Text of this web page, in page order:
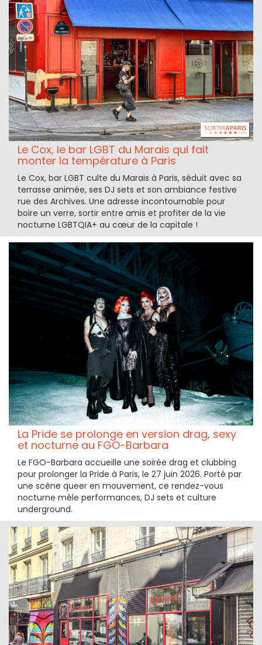
Le Cox, le bar LGBT du Marais qui fait
monter la température à Paris
Le Cox, bar LGBT culte du Marais à Paris, séduit avec sa
terrasse animée, ses DJ sets et son ambiance festive
rue des Archives. Une adresse incontournable pour
boire un verre, sortir entre amis et profiter de la vie
nocturne LGBTQIA+ au cœur de la capitale !
La Pride se prolonge en version drag, sexy
et nocturne au FGO-Barbara
Le FGO-Barbara accueille une soirée drag et clubbing
pour prolonger la Pride à Paris, le 27 juin 2026. Porté par
une scène queer en mouvement, ce rendez-vous
nocturne mêle performances, DJ sets et culture
underground.